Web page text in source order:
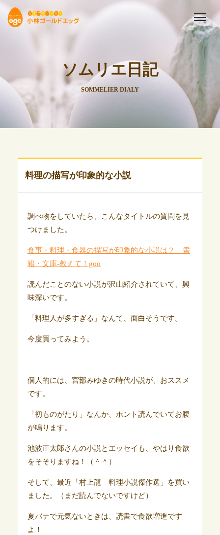
ソムリエ日記
SOMMELIER DIALY
料理の描写が印象的な小説
調べ物をしていたら、こんなタイトルの質問を見
つけました。
食事・料理・食器の描写が印象的な小説は？ – 書
籍・文庫-教えて！goo
読んだことのない小説が沢山紹介されていて、興
味深いです。
「料理人が多すぎる」なんて、面白そうです。
今度買ってみよう。
個人的には、宮部みゆきの時代小説が、おススメ
です。
「初ものがたり」なんか、ホント読んでいてお腹
が鳴ります。
池波正太郎さんの小説とエッセイも、やはり食欲
をそそりますね！（＾＾）
そして、最近「村上龍 料理小説傑作選 」を買い
ました。（まだ読んでないですけど）
夏バテで元気ないときは、読書で食欲増進です
よ！